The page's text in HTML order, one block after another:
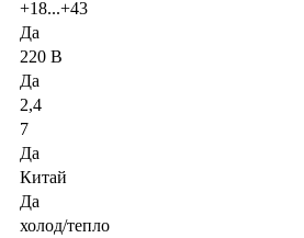
+18...+43
Да
220 В
Да
2,4
7
Да
Китай
Да
холод/тепло